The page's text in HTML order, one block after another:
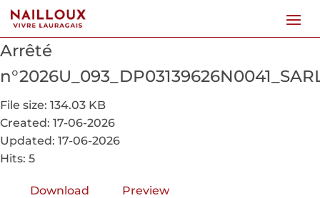
Arrêté
File size: 134.03 KB
Created: 17-06-2026
Updated: 17-06-2026
Hits: 5
Download Preview